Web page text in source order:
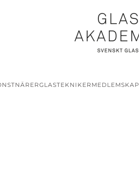
GLASTEKNIKER MEDLEMSKAP